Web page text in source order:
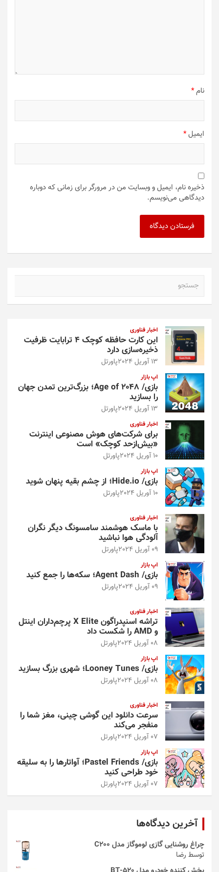
نام*
ایمیل*
ذخیره نام، ایمیل و وبسایت من در مرورگر برای زمانی که دوباره
دیدگاهی می‌نویسم.
اخبار فناوری
این کارت حافظه کوچک ۴ ترابایت ظرفیت
ذخیره‌سازی دارد
13 آوریل 2024 پاورتل
اپ بازار
بازی/ Age of 2048؛ بزرگ‌ترین تمدن جهان
را بسازید
13 آوریل 2024 پاورتل
اخبار فناوری
برای شرکت‌های هوش مصنوعی اینترنت
«بیش‌از‌حد کوچک» است
10 آوریل 2024 پاورتل
اپ بازار
بازی/ Hide.io؛ از چشم بقیه پنهان شوید
10 آوریل 2024 پاورتل
اخبار فناوری
با ماسک هوشمند سامسونگ دیگر نگران
آلودگی هوا نباشید
09 آوریل 2024 پاورتل
اپ بازار
بازی/ Agent Dash؛ سکه‌ها را جمع کنید
09 آوریل 2024 پاورتل
اخبار فناوری
تراشه اسنپدراگون X Elite پرچم‌داران اینتل
و AMD را شکست داد
08 آوریل 2024 پاورتل
اپ بازار
بازی/ Looney Tunes؛ شهری بزرگ بسازید
08 آوریل 2024 پاورتل
اخبار فناوری
سرعت دانلود این گوشی چینی، مغز شما را
منفجر می‌کند
07 آوریل 2024 پاورتل
اپ بازار
بازی/ Pastel Friends؛ آواتارها را به سلیقه
خود طراحی کنید
07 آوریل 2024 پاورتل
آخرین دیدگاه‌ها
چراغ روشنایی گازی لوموگاز مدل C200
توسط رضا